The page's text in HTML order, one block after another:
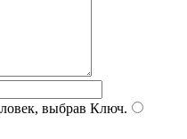
выбрав Ключ.